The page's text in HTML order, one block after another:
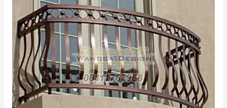
Balkon
Minimalis
Mewah
Modern
Jakarta